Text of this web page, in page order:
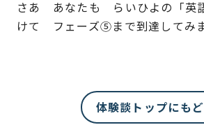
さあ あなたも らいひよの「英
けて フェーズ⑤まで到達してみ
体験談トップにも